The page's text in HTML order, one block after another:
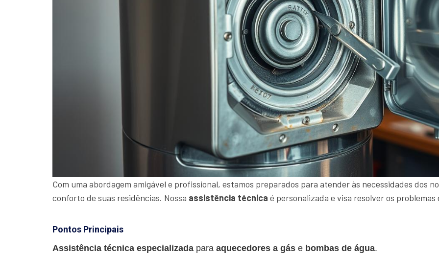
Com uma abordagem amigável e profissional, estamos preparados para atender às necessidades dos
conforto de suas residências. Nossa assistência técnica é personalizada e visa resolver os
Pontos Principais
Assistência técnica especializada para aquecedores a gás e bombas de água.